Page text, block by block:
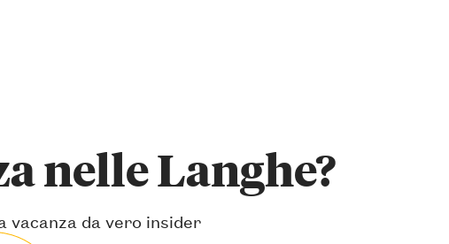
nelle Langhe?
vacanza da vero insider